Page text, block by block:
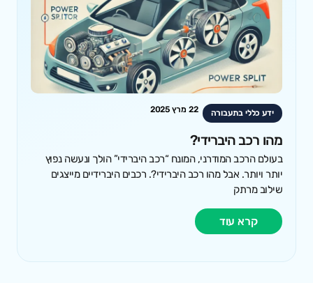
ידע כללי בתעבורה 22 מרץ 2025
מהו רכב היברידי?
בעולם הרכב המודרני, המונח “רכב היברידי” הולך ונעשה נפוץ
יותר ויותר. אבל מהו רכב היברידי?. רכבים היברידיים מייצגים
שילוב מרתק
קרא עוד